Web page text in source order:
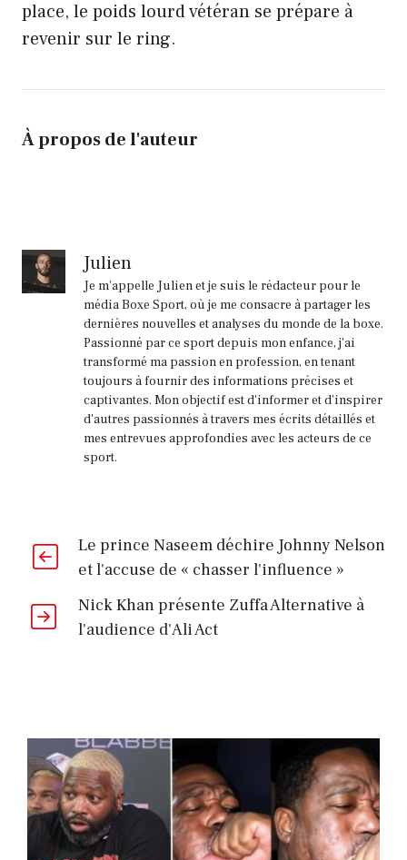
place, le poids lourd vétéran se prépare à
revenir sur le ring.
À propos de l'auteur
Julien
Je m'appelle Julien et je suis le rédacteur pour le
média Boxe Sport, où je me consacre à partager les
dernières nouvelles et analyses du monde de la boxe.
Passionné par ce sport depuis mon enfance, j'ai
transformé ma passion en profession, en tenant
toujours à fournir des informations précises et
captivantes. Mon objectif est d'informer et d'inspirer
d'autres passionnés à travers mes écrits détaillés et
mes entrevues approfondies avec les acteurs de ce
sport.
Le prince Naseem déchire Johnny Nelson
et l'accuse de « chasser l'influence »
Nick Khan présente Zuffa Alternative à
l'audience d'Ali Act